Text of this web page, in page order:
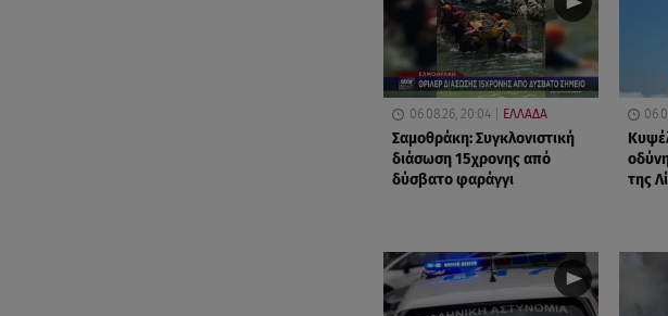
06.08.26, 20:04 ΕΛΛΑΔΑ
Σαμοθράκη: Συγκλονιστική
διάσωση 15χρονης από
δύσβατο φαράγγι
της